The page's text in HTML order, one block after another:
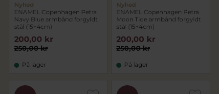
Nyhed
ENAMEL Copenhagen Petra
Navy Blue armbånd forgyldt
stål (15+4cm)
250,00 kr
200,00 kr
På lager
Nyhed
ENAMEL Copenhagen Petra
Moon Tide armbånd forgyldt
stål (15+4cm)
250,00 kr
200,00 kr
På lager